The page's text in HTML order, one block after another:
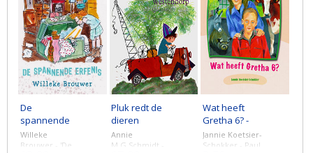
De
spannende
erfenis - deel
1
Willeke
Brouwer - 'De
Pluk redt de
dieren
Annie
M.G.Schmidt -
Wat heeft
Gretha 6? -
deel 2
Jannie Koetsier-
Schokker - Paul